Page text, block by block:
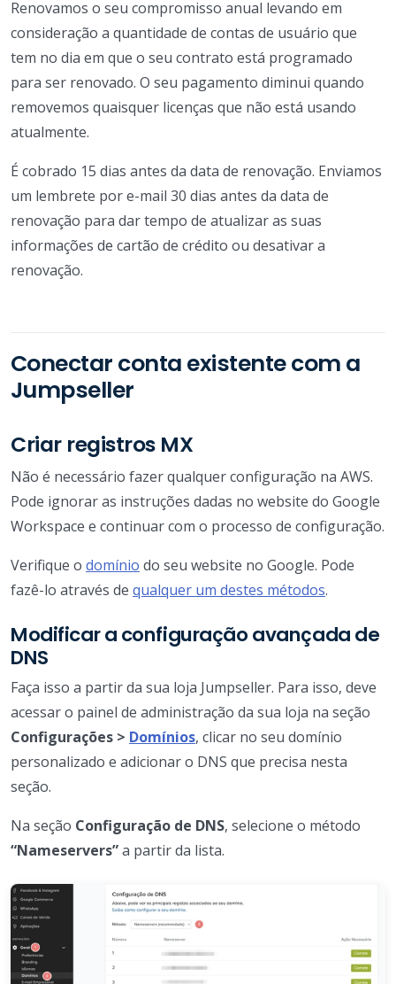
Renovamos o seu compromisso anual levando em
consideração a quantidade de contas de usuário que
tem no dia em que o seu contrato está programado
para ser renovado. O seu pagamento diminui quando
removemos quaisquer licenças que não está usando
atualmente.
É cobrado 15 dias antes da data de renovação. Enviamos
um lembrete por e-mail 30 dias antes da data de
renovação para dar tempo de atualizar as suas
informações de cartão de crédito ou desativar a
renovação.
Conectar conta existente com a
Jumpseller
Criar registros MX
Não é necessário fazer qualquer configuração na AWS.
Pode ignorar as instruções dadas no website do Google
Workspace e continuar com o processo de configuração.
Verifique o domínio do seu website no Google. Pode
fazê-lo através de qualquer um destes métodos.
Modificar a configuração avançada de
DNS
Faça isso a partir da sua loja Jumpseller. Para isso, deve
acessar o painel de administração da sua loja na seção
Configurações > Domínios, clicar no seu domínio
personalizado e adicionar o DNS que precisa nesta
seção.
Na seção Configuração de DNS, selecione o método
“Nameservers”a partir da lista.